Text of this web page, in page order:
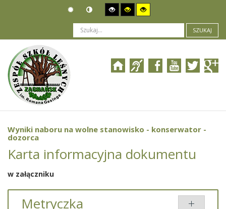
SZUKAJ
Jesteś tutaj: Ogłoszenia
Wyniki naboru na wolne stanowisko - konserwator - dozorca
Wyniki naboru na wolne stanowisko - konserwator -
dozorca
Karta informacyjna dokumentu
w załączniku
Metryczka